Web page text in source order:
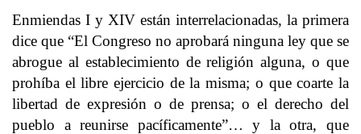
Enmiendas I y XIV están interrelacionadas, la primera
dice que “El Congreso no aprobará ninguna ley que se
abrogue al establecimiento de religión alguna, o que
prohíba el libre ejercicio de la misma; o que coarte la
libertad de expresión o de prensa; o el derecho del
pueblo a reunirse pacíficamente”… y la otra, que